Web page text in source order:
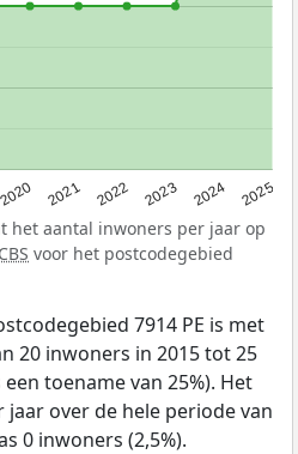
2020 2021 2022 2023 2024 2025
het aantal inwoners per jaar op
CBS voor het postcodegebied
7914 PE is met
20 inwoners in 2015 tot 25
toename van 25%). Het
over de hele periode van
0 inwoners (2,5%).